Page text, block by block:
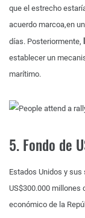
que el estrecho
acuerdo marcoa,en
días. Posteriormente,
establecer un
marítimo.
5. Fondo de
Estados Unidos y
US$300.000 millones
económico de la